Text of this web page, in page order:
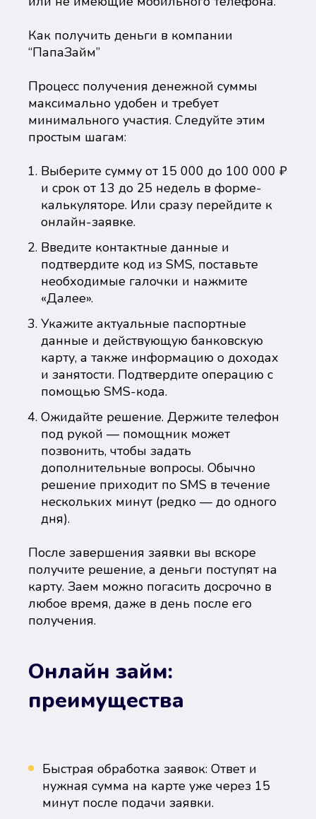
Как получить деньги в компании
“ПапаЗайм”
Процесс получения денежной суммы
максимально удобен и требует
минимального участия. Следуйте этим
простым шагам:
Выберите сумму от 15 000 до 100 000 ₽
и срок от 13 до 25 недель в форме-
калькуляторе. Или сразу перейдите к
онлайн-заявке.
Введите контактные данные и
подтвердите код из SMS, поставьте
необходимые галочки и нажмите
«Далее».
Укажите актуальные паспортные
данные и действующую банковскую
карту, а также информацию о доходах
и занятости. Подтвердите операцию с
помощью SMS-кода.
Ожидайте решение. Держите телефон
под рукой — помощник может
позвонить, чтобы задать
дополнительные вопросы. Обычно
решение приходит по SMS в течение
нескольких минут (редко — до одного
дня).
После завершения заявки вы вскоре
получите решение, а деньги поступят на
карту. Заем можно погасить досрочно в
любое время, даже в день после его
получения.
Онлайн займ:
преимущества
Быстрая обработка заявок: Ответ и
нужная сумма на карте уже через 15
минут после подачи заявки.